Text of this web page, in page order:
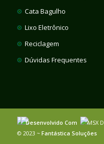
Cata Bagulho
Lixo Eletrônico
Reciclagem
Dúvidas Frequentes
Desenvolvido Com MSX
© 2023 ~ Fantástica Soluções